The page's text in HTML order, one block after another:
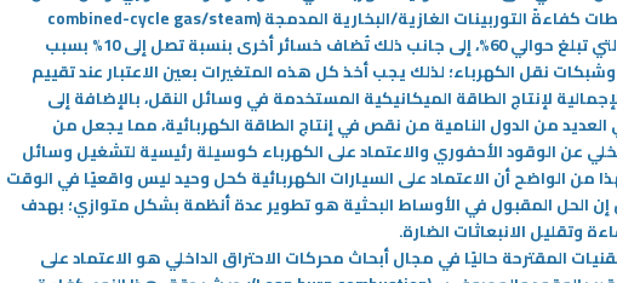
كفاءةً التوربينات الغازية/البخارية المدمجة (combined-cycle gas/steam
التي تبلغ حوالي 60%، إلى جانب ذلك تُضاف خسائر أخرى بنسبة تصل إلى 10% بسبب
نقل الكهرباء؛ لذلك يجب أخذ كل هذه المتغيرات بعين الاعتبار عند تقييم
لإنتاج الطاقة الميكانيكية المستخدمة في وسائل النقل، بالإضافة إلى
العديد من الدول النامية من نقص في إنتاج الطاقة الكهربائية، مما يجعل من
عن الوقود الأحفوري والاعتماد على الكهرباء كوسيلة رئيسية لتشغيل وسائل
من الواضح أن الاعتماد على السيارات الكهربائية كحل وحيد ليس واقعيًا في الوقت
إن الحل المقبول في الأوساط البحثية هو تطوير عدة أنظمة بشكل متوازي؛ بهدف
وتقليل الانبعاثات الضارة.
المقترحة حاليًا في مجال أبحاث محركات الاحتراق الداخلي هو الاعتماد على